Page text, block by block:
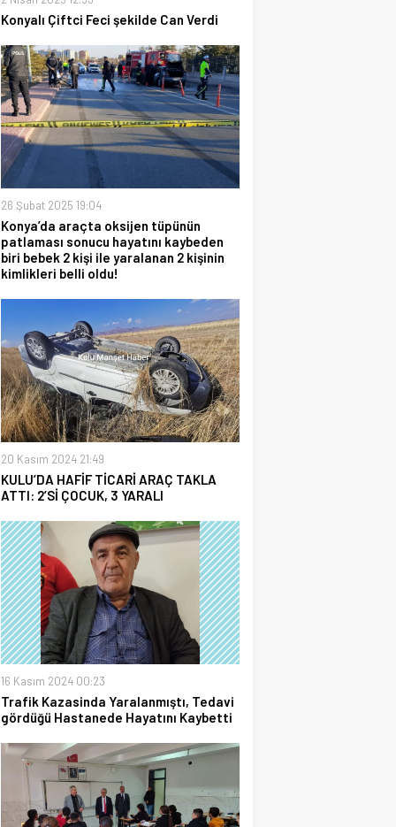
Konyalı Çiftci Feci şekilde Can Verdi
26 Şubat 2025 19:04
Konya’da araçta oksijen tüpünün
patlaması sonucu hayatını kaybeden
biri bebek 2 kişi ile yaralanan 2 kişinin
kimlikleri belli oldu!
20 Kasım 2024 21:49
KULU’DA HAFİF TİCARİ ARAÇ TAKLA
ATTI: 2’Sİ ÇOCUK, 3 YARALI
16 Kasım 2024 00:23
Trafik Kazasinda Yaralanmıştı, Tedavi
gördüğü Hastanede Hayatını Kaybetti